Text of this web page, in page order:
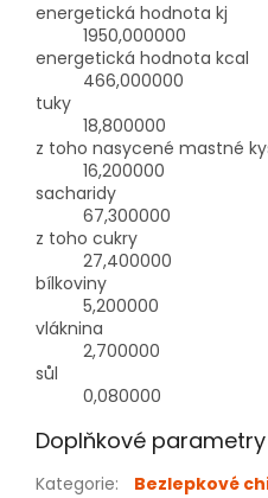
energetická hodnota kj
1950,000000
energetická hodnota kcal
466,000000
tuky
18,800000
z toho nasycené mastné
16,200000
sacharidy
67,300000
z toho cukry
27,400000
bílkoviny
5,200000
vláknina
2,700000
sůl
0,080000
Doplňkové parametry
Kategorie:
Bezlepkové